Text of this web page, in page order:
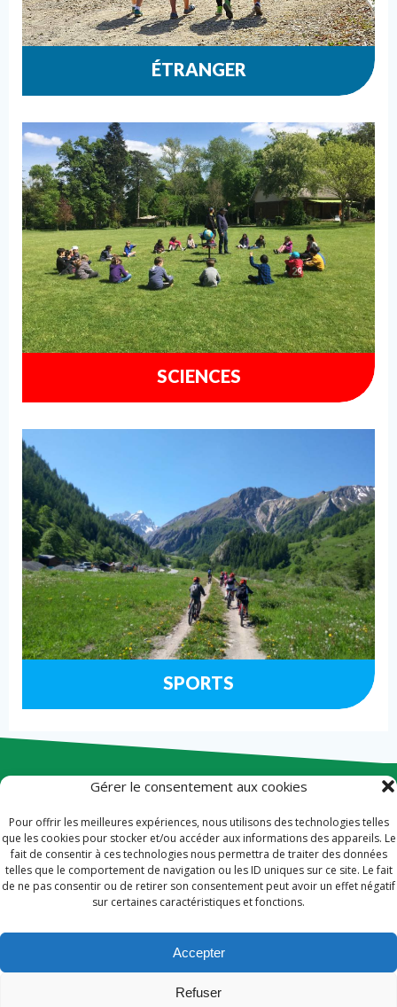
Gérer le consentement aux cookies
Pour offrir les meilleures expériences, nous utilisons des technologies telles
que les cookies pour stocker et/ou accéder aux informations des appareils. Le
fait de consentir à ces technologies nous permettra de traiter des données
telles que le comportement de navigation ou les ID uniques sur ce site. Le fait
de ne pas consentir ou de retirer son consentement peut avoir un effet négatif
sur certaines caractéristiques et fonctions.
Accepter
Refuser
ÉTRANGER
SCIENCES
SPORTS
Contact
Plan du site
Conditions générales de vente
Mentions Légales